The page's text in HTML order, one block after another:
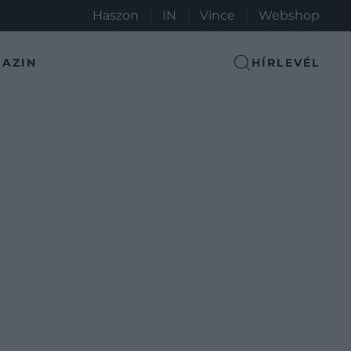
Haszon IN Vince Webshop
HÍRLEVÉL